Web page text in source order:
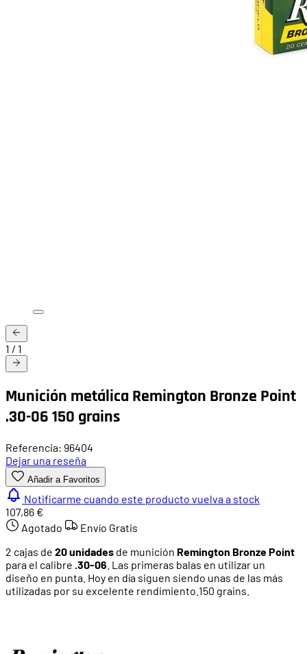
1 / 1
Munición metálica Remington Bronze Point
.30-06 150 grains
Referencia: 96404
Dejar una reseña
Añadir a Favoritos
Notificarme cuando este producto vuelva a stock
107,86 €
Agotado
Envío Gratis
2 cajas de 20 unidades de munición Remington Bronze Point
para el calibre .30-06 . Las primeras balas en utilizar un
diseño en punta. Hoy en día siguen siendo unas de las más
utilizadas por su excelente rendimiento.150 grains.